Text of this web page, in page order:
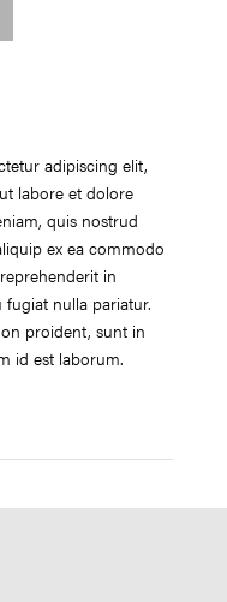
adipiscing elit,
labore et dolore
quis nostrud
ex ea commodo
in
nulla pariatur.
proident, sunt in
id est laborum.